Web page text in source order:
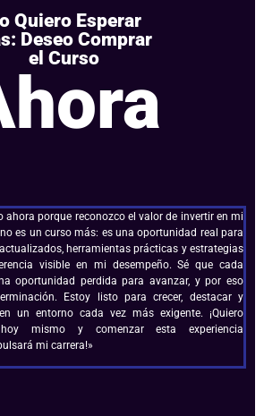
Quiero Esperar
Deseo Comprar
el Curso
ahora porque reconozco el valor de invertir en mi
es un curso más: es una oportunidad real para
herramientas prácticas y estrategias
visible en mi desempeño. Sé que cada
oportunidad perdida para avanzar, y por eso
Estoy listo para crecer, destacar y
un entorno cada vez más exigente. ¡Quiero
mismo y comenzar esta experiencia
mi carrera!»